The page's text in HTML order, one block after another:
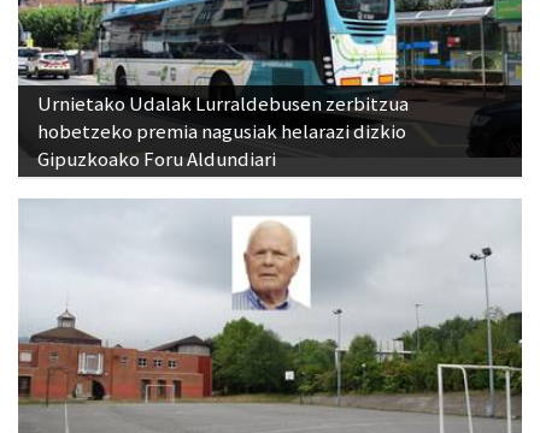
Urnietako Udalak Lurraldebusen zerbitzua
hobetzeko premia nagusiak helarazi dizkio
Gipuzkoako Foru Aldundiari